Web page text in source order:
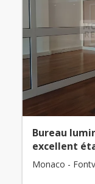
Bureau
excellent
Monaco -